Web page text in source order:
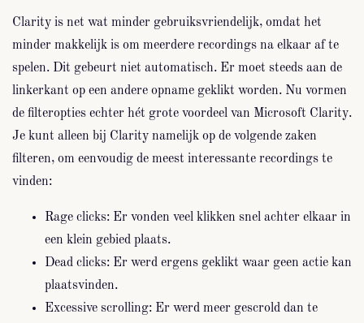
Clarity is net wat minder gebruiksvriendelijk, omdat het
minder makkelijk is om meerdere recordings na elkaar af te
spelen. Dit gebeurt niet automatisch. Er moet steeds aan de
linkerkant op een andere opname geklikt worden. Nu vormen
de filteropties echter hét grote voordeel van Microsoft Clarity.
Je kunt alleen bij Clarity namelijk op de volgende zaken
filteren, om eenvoudig de meest interessante recordings te
vinden:
Rage clicks: Er vonden veel klikken snel achter elkaar in
een klein gebied plaats.
Dead clicks: Er werd ergens geklikt waar geen actie kan
plaatsvinden.
Excessive scrolling: Er werd meer gescrold dan te